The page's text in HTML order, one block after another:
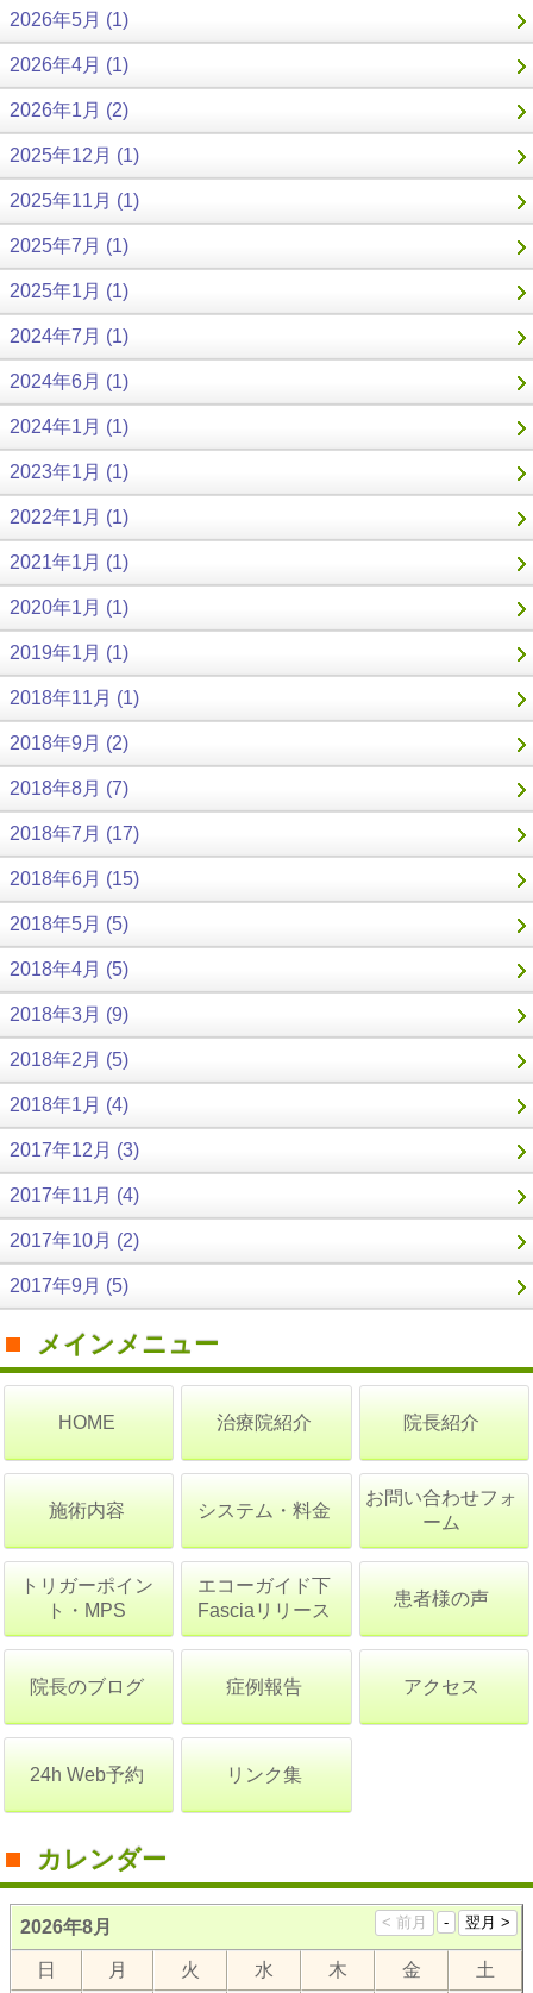
2026年5月 (1)
2026年4月 (1)
2026年1月 (2)
2025年12月 (1)
2025年11月 (1)
2025年7月 (1)
2025年1月 (1)
2024年7月 (1)
2024年6月 (1)
2024年1月 (1)
2023年1月 (1)
2022年1月 (1)
2021年1月 (1)
2020年1月 (1)
2019年1月 (1)
2018年11月 (1)
2018年9月 (2)
2018年8月 (7)
2018年7月 (17)
2018年6月 (15)
2018年5月 (5)
2018年4月 (5)
2018年3月 (9)
2018年2月 (5)
2018年1月 (4)
2017年12月 (3)
2017年11月 (4)
2017年10月 (2)
2017年9月 (5)
メインメニュー
HOME 治療院紹介 院長紹介
施術内容 システム・料金
お問い合わせフォ
ーム
トリガーポイン
ト・MPS
エコーガイド下
Fasciaリリース
患者様の声
院長のブログ 症例報告 アクセス
24h Web予約 リンク集
カレンダー
2026年8月
日 月 火 水 木 金 土